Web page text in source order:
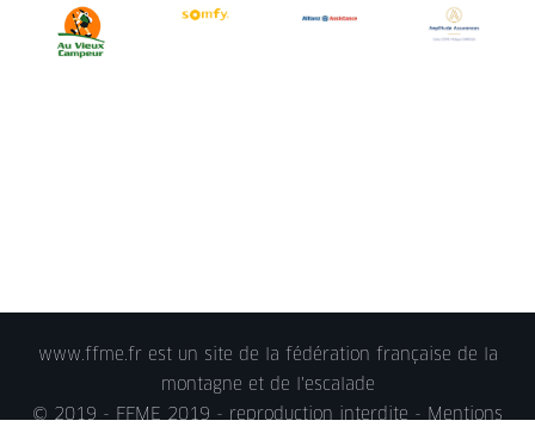
www.ffme.fr est un site de la fédération française de la
montagne et de l'escalade
© 2019 - FFME 2019 - reproduction interdite - Mentions